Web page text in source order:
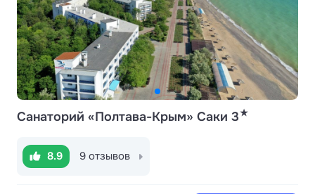
Санаторий «Полтава-Крым» Саки 3★
8.9 9 отзывов